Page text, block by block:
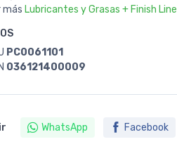
más Lubricantes y Grasas + Finish Line
PC0061101
036121400009
WhatsApp Facebook